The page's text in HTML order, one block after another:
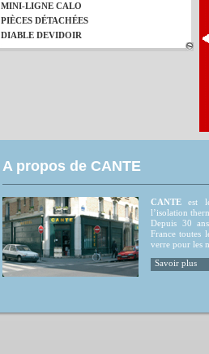
MINI-LIGNE CALO
PIÈCES DÉTACHÉES
DIABLE DEVIDOIR
A propos de CANTE
CANTE est
l’isolation
Depuis 30
France toutes
verre pour les
Savoir plus